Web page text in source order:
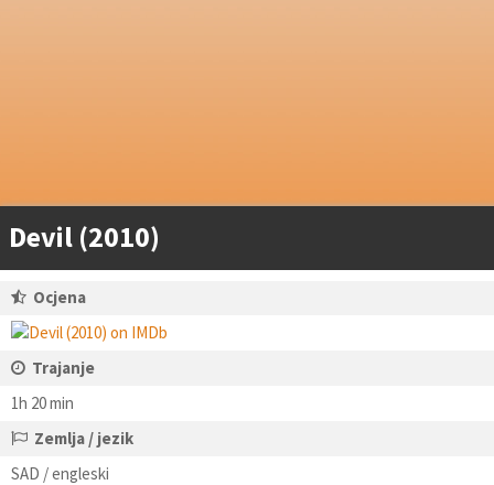
Devil (2010)
Ocjena
Trajanje
1h 20 min
Zemlja / jezik
SAD / engleski